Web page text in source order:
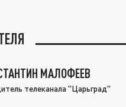
МАЛОФЕЕВ
телеканала "Царьград"